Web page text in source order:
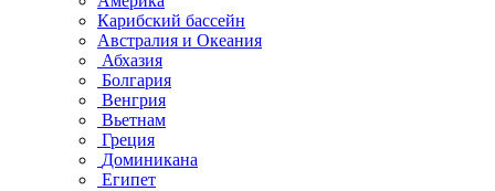
Карибский бассейн
Австралия и Океания
Абхазия
Болгария
Венгрия
Вьетнам
Греция
Доминикана
Египет